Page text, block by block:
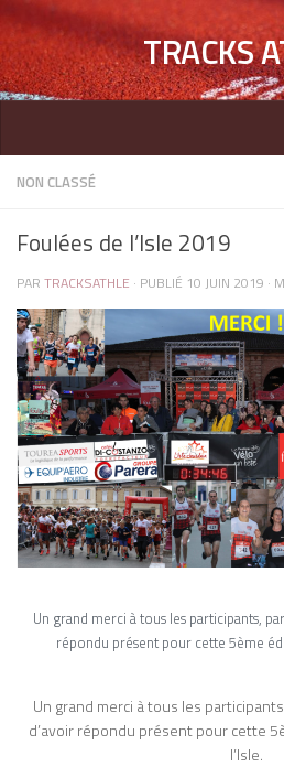
TRACKS
NON CLASSÉ
Foulées de l’Isle 2019
PAR TRACKSATHLE · PUBLIÉ 10 JUIN 2019 ·
Un grand merci à tous les participants,
répondu présent pour cette 5ème
Un grand merci à tous les
d’avoir répondu présent pour cette
l’Isle.